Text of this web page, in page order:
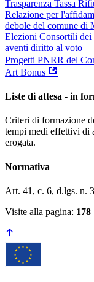
Trasparenza Tassa
Relazione per
debole del comune di
Elezioni Consortili
aventi diritto al voto
Progetti PNRR del
Art Bonus
Liste di attesa - in
Criteri di formazione
tempi medi effettivi di
erogata.
Normativa
Art. 41, c. 6, d.lgs. n.
Visite alla pagina: 178